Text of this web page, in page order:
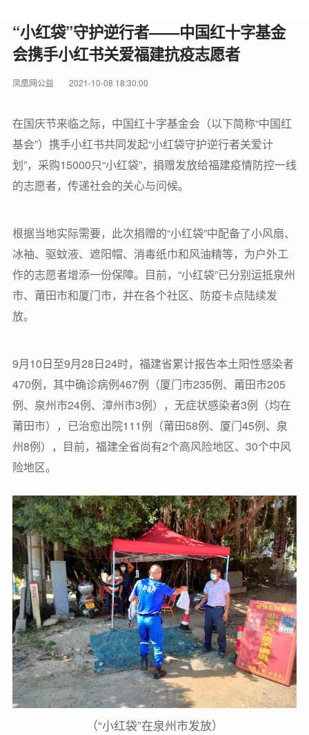
“小红袋”守护逆行者——中国红十字基金
会携手小红书关爱福建抗疫志愿者
凤凰网公益 2021-10-08 18:30:00
在国庆节来临之际，中国红十字基金会（以下简称“中国红
基会”）携手小红书共同发起“小红袋守护逆行者关爱计
划”，采购15000只“小红袋”，捐赠发放给福建疫情防控一线
的志愿者，传递社会的关心与问候。
根据当地实际需要，此次捐赠的“小红袋”中配备了小风扇、
冰袖、驱蚊液、遮阳帽、消毒纸巾和风油精等，为户外工
作的志愿者增添一份保障。目前，“小红袋”已分别运抵泉州
市、莆田市和厦门市，并在各个社区、防疫卡点陆续发
放。
9月10日至9月28日24时，福建省累计报告本土阳性感染者
470例，其中确诊病例467例（厦门市235例、莆田市205
例、泉州市24例、漳州市3例），无症状感染者3例（均在
莆田市），已治愈出院111例（莆田58例、厦门45例、泉
州8例），目前，福建全省尚有2个高风险地区、30个中风
险地区。
（“小红袋”在泉州市发放）